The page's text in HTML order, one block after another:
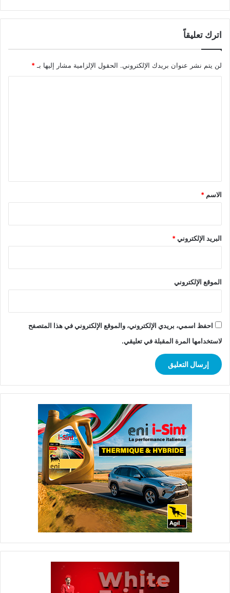
اترك تعليقاً
لن يتم نشر عنوان بريدك الإلكتروني. الحقول الإلزامية مشار إليها بـ *
*
الاسم *
البريد الإلكتروني*
الموقع الإلكتروني
احفظ اسمي، بريدي الإلكتروني، والموقع الإلكتروني في هذا المتصفح
لاستخدامها المرة المقبلة في تعليقي.